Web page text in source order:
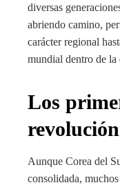
diversas
abriendo camino,
carácter regional
mundial dentro de la
Los
Aunque Corea del
consolidada,